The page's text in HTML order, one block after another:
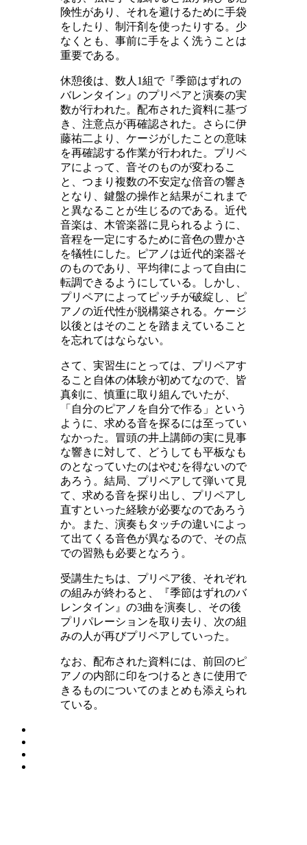
険性があり、それを避けるために手袋
をしたり、制汗剤を使ったりする。少
なくとも、事前に手をよく洗うことは
重要である。
休憩後は、数人1組で『季節はずれの
バレンタイン』のプリペアと演奏の実
数が行われた。配布された資料に基づ
き、注意点が再確認された。さらに伊
藤祐二より、ケージがしたことの意味
を再確認する作業が行われた。プリペ
アによって、音そのものが変わるこ
と、つまり複数の不安定な倍音の響き
となり、鍵盤の操作と結果がこれまで
と異なることが生じるのである。近代
音楽は、木管楽器に見られるように、
音程を一定にするために音色の豊かさ
を犠牲にした。ピアノは近代的楽器そ
のものであり、平均律によって自由に
転調できるようにしている。しかし、
プリペアによってピッチが破綻し、ピ
アノの近代性が脱構築される。ケージ
以後とはそのことを踏まえていること
を忘れてはならない。
さて、実習生にとっては、プリペアす
ること自体の体験が初めてなので、皆
真剣に、慎重に取り組んでいたが、
「自分のピアノを自分で作る」という
ように、求める音を探るには至ってい
なかった。冒頭の井上講師の実に見事
な響きに対して、どうしても平板なも
のとなっていたのはやむを得ないので
あろう。結局、プリペアして弾いて見
て、求める音を探り出し、プリペアし
直すといった経験が必要なのであろう
か。また、演奏もタッチの違いによっ
て出てくる音色が異なるので、その点
での習熟も必要となろう。
受講生たちは、プリペア後、それぞれ
の組みが終わると、『季節はずれのバ
レンタイン』の3曲を演奏し、その後
プリパレーションを取り去り、次の組
みの人が再びプリペアしていった。
なお、配布された資料には、前回のピ
アノの内部に印をつけるときに使用で
きるものについてのまとめも添えられ
ている。